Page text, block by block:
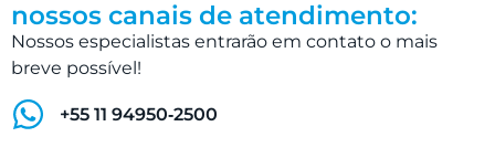
nossos canais de atendimento:
Nossos especialistas entrarão em contato o mais
breve possível!
‪+55 11 94950‑2500‬